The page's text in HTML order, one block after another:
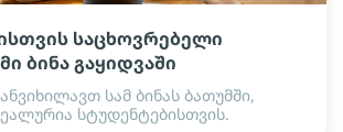
საცხოვრებელი
ბინა გაყიდვაში
სამ ბინას ბათუმში,
სტუდენტებისთვის.